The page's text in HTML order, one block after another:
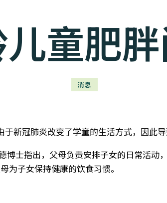
童肥
消息
于新冠肺炎改变了学童的生活方式，因此导
博士指出，父母负责安排子女的日常活动
为子女保持健康的饮食习惯。